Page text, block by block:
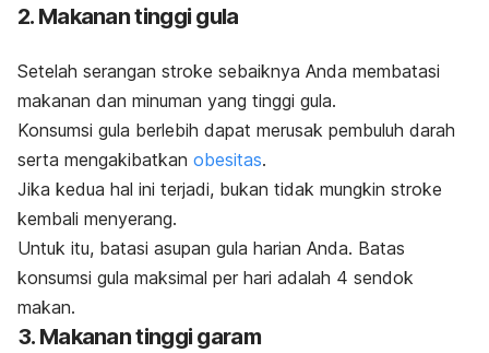
2. Makanan tinggi gula
Setelah serangan stroke sebaiknya Anda membatasi
makanan dan minuman yang tinggi gula.
Konsumsi gula berlebih dapat merusak pembuluh darah
serta mengakibatkan obesitas.
Jika kedua hal ini terjadi, bukan tidak mungkin stroke
kembali menyerang.
Untuk itu, batasi asupan gula harian Anda. Batas
konsumsi gula maksimal per hari adalah 4 sendok
makan.
3. Makanan tinggi garam